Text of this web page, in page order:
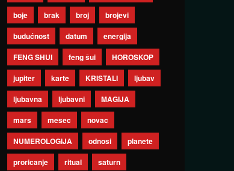
boje
brak broj
brojevi
budućnost
datum
energija
FENG SHUI
feng šui
HOROSKOP
jupiter
karte KRISTALI
ljubav
ljubavna
ljubavni
MAGIJA
mars
mesec
novac
NUMEROLOGIJA
odnosi
planete
proricanje
ritual saturn